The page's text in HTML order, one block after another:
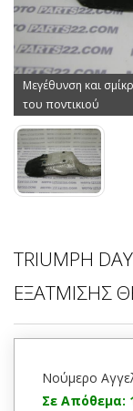
Μεγέθυνση και
του ποντικιού
TRIUMPH
ΕΞΑΤΜΙΣΗΣ
Νούμερο
Σε Απόθεμα: